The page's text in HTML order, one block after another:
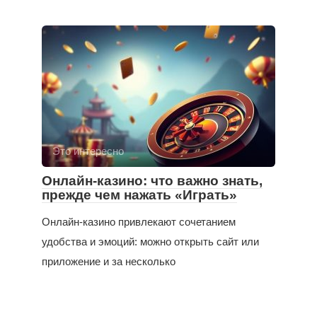
Это интересно
Онлайн-казино: что важно знать,
прежде чем нажать «Играть»
Онлайн-казино привлекают сочетанием
удобства и эмоций: можно открыть сайт или
приложение и за несколько